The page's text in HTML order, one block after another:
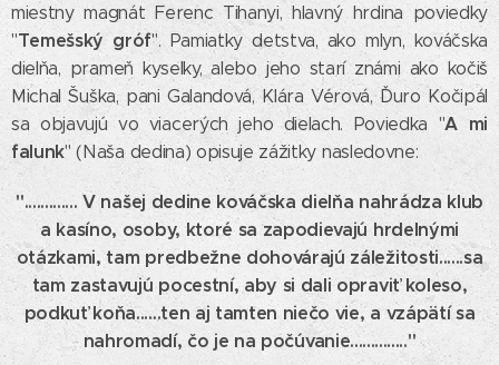
miestny magnát Ferenc Tihanyi, hlavný hrdina poviedky
"Temešský gróf". Pamiatky detstva, ako mlyn, kováčska
dielňa, prameň kyselky, alebo jeho starí známi ako kočiš
Michal Šuška, pani Galandová, Klára Vérová, Ďuro Kočipál
sa objavujú vo viacerých jeho dielach. Poviedka "A mi
falunk" (Naša dedina) opisuje zážitky nasledovne:
"............. V našej dedine kováčska dielňa nahrádza klub
a kasíno, osoby, ktoré sa zapodievajú hrdelnými
otázkami, tam predbežne dohovárajú záležitosti......sa
tam zastavujú pocestní, aby si dali opraviť koleso,
podkuť koňa......ten aj tamten niečo vie, a vzápätí sa
nahromadí, čo je na počúvanie.............."